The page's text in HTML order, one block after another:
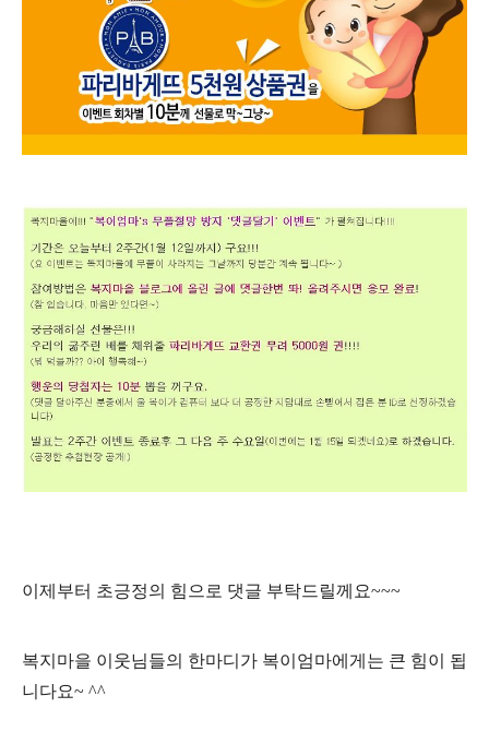
이제부터 초긍정의 힘으로 댓글 부탁드릴께요~~~
복지마을 이웃님들의 한마디가 복이엄마에게는 큰 힘이 됩
니다요~ ^^